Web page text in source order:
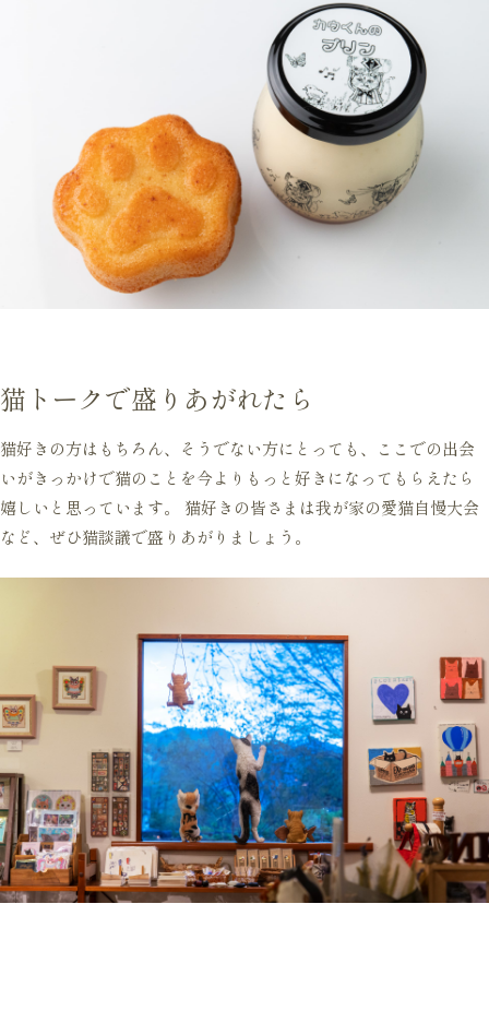
猫トークで盛りあがれたら
猫好きの方はもちろん、そうでない方にとっても、ここでの出会
いがきっかけで猫のことを今よりもっと好きになってもらえたら
嬉しいと思っています。 猫好きの皆さまは我が家の愛猫自慢大会
など、ぜひ猫談議で盛りあがりましょう。